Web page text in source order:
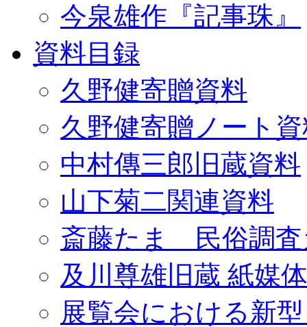
今泉雄作『記事珠』
資料目録
久野健寄贈資料
久野健寄贈ノート
中村傳三郎旧蔵資料
山下菊二関連資料
斎藤たま 民俗調査
及川尊雄旧蔵 紙媒
展覧会における新